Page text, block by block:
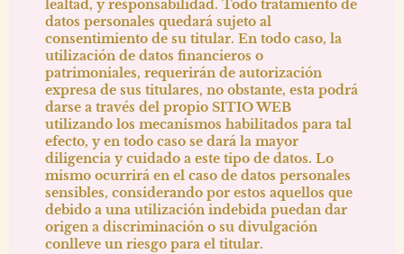
lealtad, y responsabilidad. Todo tratamiento de
datos personales quedará sujeto al
consentimiento de su titular. En todo caso, la
utilización de datos financieros o
patrimoniales, requerirán de autorización
expresa de sus titulares, no obstante, esta podrá
darse a través del propio SITIO WEB
utilizando los mecanismos habilitados para tal
efecto, y en todo caso se dará la mayor
diligencia y cuidado a este tipo de datos. Lo
mismo ocurrirá en el caso de datos personales
sensibles, considerando por estos aquellos que
debido a una utilización indebida puedan dar
origen a discriminación o su divulgación
conlleve un riesgo para el titular.